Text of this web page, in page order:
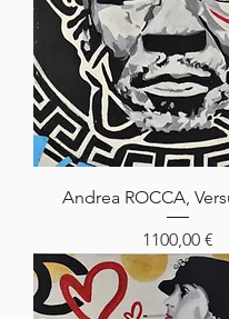
Andrea ROCCA,
Prezzo
1100,00 €